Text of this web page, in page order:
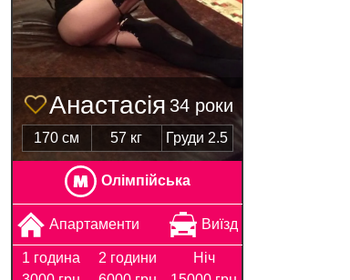
Анастасія 34 роки
170 см 57 кг Груди 2.5
Олімпійська
Апартаменти Виїзд
1 година
2 години
Ніч